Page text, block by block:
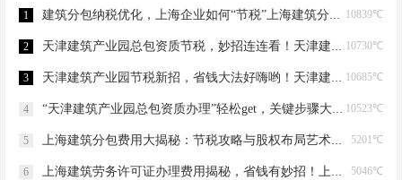
10839℃
1 建筑分包纳税优化，上海企业如何“节税”上海建筑分包纳税优化
10730℃
2 天津建筑产业园总包资质节税，妙招连连看！天津建筑产业园总包资质节税优化
10685℃
3 天津建筑产业园节税新招，省钱大法好嗨哟！天津建筑产业园总包资质节税优化
10523℃
4 “天津建筑产业园总包资质办理”轻松get，关键步骤大揭秘！天津建筑产业园总包资质办理
5201℃
5 上海建筑分包费用大揭秘：节税攻略与股权布局艺术上海建筑分包有什么费用
5046℃
6 上海建筑劳务许可证办理费用揭秘，省钱有妙招！上海建筑劳务许可证办理费用是多少